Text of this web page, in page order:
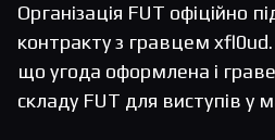
Організація FUT офіційно
контракту з гравцем xfl0ud.
що угода оформлена і
складу FUT для виступів у